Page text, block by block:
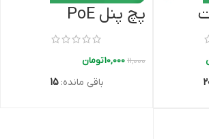
پچ پنل PoE
گیگابایت 16 پورت
11,000
10,000تومان
باقی مانده: 15